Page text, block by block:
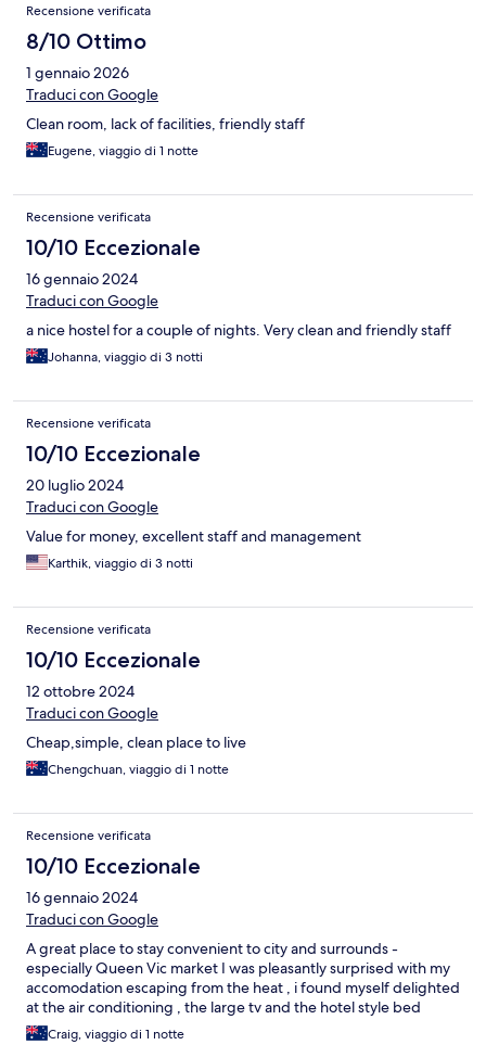
Recensione verificata
8/10 Ottimo
1 gennaio 2026
Traduci con Google
Clean room, lack of facilities, friendly staff
Eugene, viaggio di 1 notte
Recensione verificata
10/10 Eccezionale
16 gennaio 2024
Traduci con Google
a nice hostel for a couple of nights. Very clean and friendly staff
Johanna, viaggio di 3 notti
Recensione verificata
10/10 Eccezionale
20 luglio 2024
Traduci con Google
Value for money, excellent staff and management
Karthik, viaggio di 3 notti
Recensione verificata
10/10 Eccezionale
12 ottobre 2024
Traduci con Google
Cheap,simple, clean place to live
Chengchuan, viaggio di 1 notte
Recensione verificata
10/10 Eccezionale
16 gennaio 2024
Traduci con Google
A great place to stay convenient to city and surrounds -
especially Queen Vic market I was pleasantly surprised with my
accomodation escaping from the heat , i found myself delighted
at the air conditioning , the large tv and the hotel style bed
Craig, viaggio di 1 notte